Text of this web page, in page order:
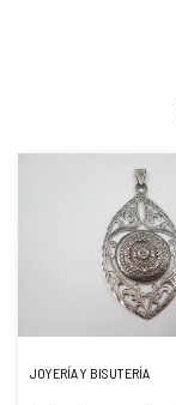
JOYERÍA Y BISUTERÍA